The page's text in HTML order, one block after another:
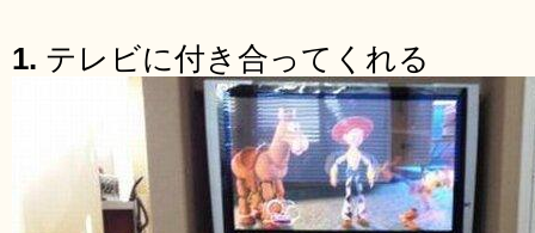
1. テレビに付き合ってくれる